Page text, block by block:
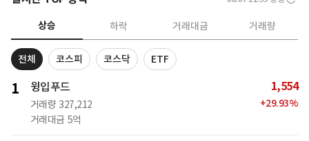
상승 하락 거래대금 거래량
전체 코스피 코스닥 ETF
1 윙입푸드
거래량 327,212
거래대금 5억
1,554
+29.93%